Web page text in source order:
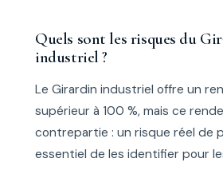
Quels sont les risques du
industriel ?
Le Girardin industriel offre un
supérieur à 100 %, mais ce
contrepartie : un risque réel de
essentiel de les identifier pour